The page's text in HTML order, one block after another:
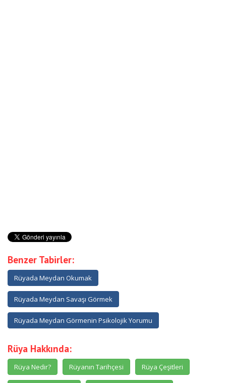
Benzer Tabirler:
Rüyada Meydan Okumak
Rüyada Meydan Savaşı Görmek
Rüyada Meydan Görmenin Psikolojik Yorumu
Rüya Hakkında:
Rüya Nedir? Rüyanın Tarihçesi Rüya Çeşitleri